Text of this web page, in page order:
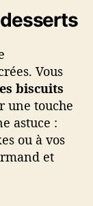
Vous
biscuits
une touche
astuce :
ou à vos
et